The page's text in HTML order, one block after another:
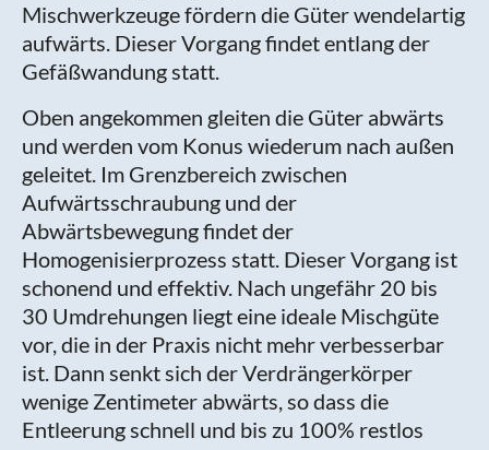
Mischwerkzeuge fördern die Güter wendelartig
aufwärts. Dieser Vorgang findet entlang der
Gefäßwandung statt.
Oben angekommen gleiten die Güter abwärts
und werden vom Konus wiederum nach außen
geleitet. Im Grenzbereich zwischen
Aufwärtsschraubung und der
Abwärtsbewegung findet der
Homogenisierprozess statt. Dieser Vorgang ist
schonend und effektiv. Nach ungefähr 20 bis
30 Umdrehungen liegt eine ideale Mischgüte
vor, die in der Praxis nicht mehr verbesserbar
ist. Dann senkt sich der Verdrängerkörper
wenige Zentimeter abwärts, so dass die
Entleerung schnell und bis zu 100% restlos